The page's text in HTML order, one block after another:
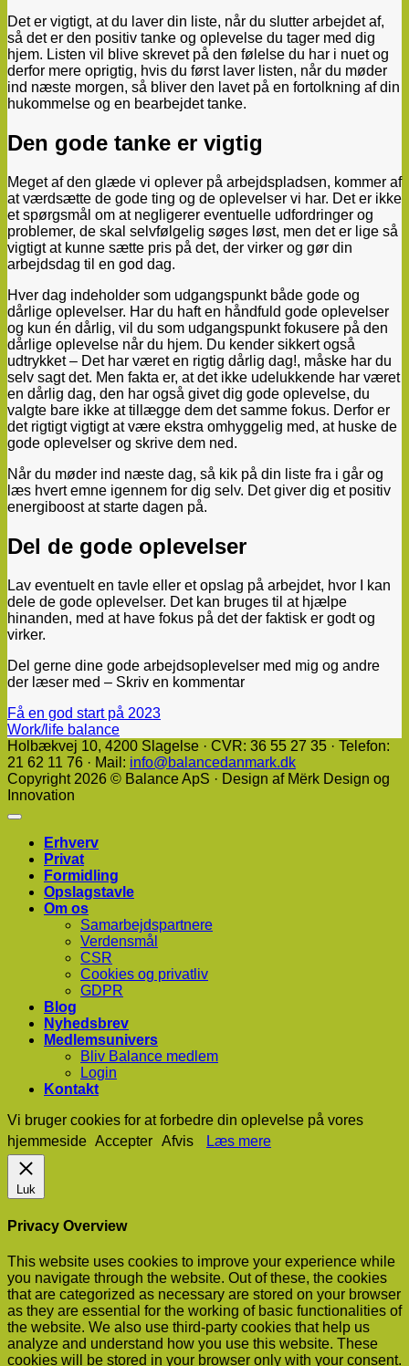
Det er vigtigt, at du laver din liste, når du slutter arbejdet af,
så det er den positiv tanke og oplevelse du tager med dig
hjem. Listen vil blive skrevet på den følelse du har i nuet og
derfor mere oprigtig, hvis du først laver listen, når du møder
ind næste morgen, så bliver den lavet på en fortolkning af din
hukommelse og en bearbejdet tanke.
Den gode tanke er vigtig
Meget af den glæde vi oplever på arbejdspladsen, kommer af
at værdsætte de gode ting og de oplevelser vi har. Det er ikke
et spørgsmål om at negligerer eventuelle udfordringer og
problemer, de skal selvfølgelig søges løst, men det er lige så
vigtigt at kunne sætte pris på det, der virker og gør din
arbejdsdag til en god dag.
Hver dag indeholder som udgangspunkt både gode og
dårlige oplevelser. Har du haft en håndfuld gode oplevelser
og kun én dårlig, vil du som udgangspunkt fokusere på den
dårlige oplevelse når du hjem. Du kender sikkert også
udtrykket – Det har været en rigtig dårlig dag!, måske har du
selv sagt det. Men fakta er, at det ikke udelukkende har været
en dårlig dag, den har også givet dig gode oplevelse, du
valgte bare ikke at tillægge dem det samme fokus. Derfor er
det rigtigt vigtigt at være ekstra omhyggelig med, at huske de
gode oplevelser og skrive dem ned.
Når du møder ind næste dag, så kik på din liste fra i går og
læs hvert emne igennem for dig selv. Det giver dig et positiv
energiboost at starte dagen på.
Del de gode oplevelser
Lav eventuelt en tavle eller et opslag på arbejdet, hvor I kan
dele de gode oplevelser. Det kan bruges til at hjælpe
hinanden, med at have fokus på det der faktisk er godt og
virker.
Del gerne dine gode arbejdsoplevelser med mig og andre
der læser med – Skriv en kommentar
Få en god start på 2023
Work/life balance
Holbækvej 10, ​4200 Slagelse · CVR: 36 55 27 35 · Telefon:
21 62 11 76 · Mail: info@balancedanmark.dk
Copyright 2026 © Balance ApS · Design af Mërk Design og
Innovation
Erhverv
Privat
Formidling
Opslagstavle
Om os
Samarbejdspartnere
Verdensmål
CSR
Cookies og privatliv
GDPR
Blog
Nyhedsbrev
Medlemsunivers
Bliv Balance medlem
Login
Kontakt
Vi bruger cookies for at forbedre din oplevelse på vores
hjemmeside Accepter Afvis Læs mere
Luk
Privacy Overview
This website uses cookies to improve your experience while
you navigate through the website. Out of these, the cookies
that are categorized as necessary are stored on your browser
as they are essential for the working of basic functionalities of
the website. We also use third-party cookies that help us
analyze and understand how you use this website. These
cookies will be stored in your browser only with your consent.